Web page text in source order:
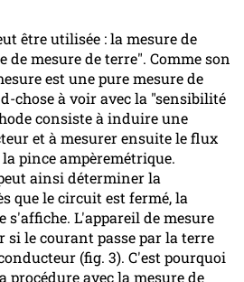
être utilisée : la mesure de
de mesure de terre". Comme son
est une pure mesure de
chose à voir avec la "sensibilité
consiste à induire une
et à mesurer ensuite le flux
pince ampèremétrique.
ainsi déterminer la
que le circuit est fermé, la
s'affiche. L'appareil de mesure
si le courant passe par la terre
(fig. 3). C'est pourquoi
procédure avec la mesure de